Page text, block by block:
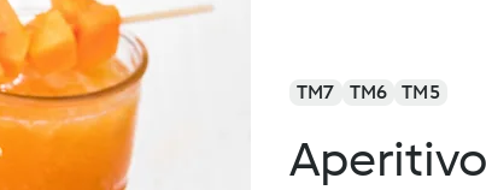
TM7 TM6 TM5